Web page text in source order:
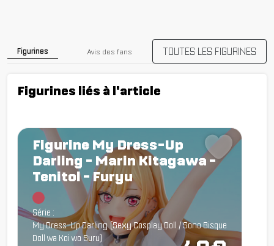
Figurines Avis des fans TOUTES LES FIGURINES
Figurines liés à l'article
Figurine My Dress-Up
Darling - Marin Kitagawa -
Tenitol - Furyu
Chargement...
Série :
My Dress-Up Darling (Sexy Cosplay Doll / Sono Bisque
Doll wa Koi wo Suru)